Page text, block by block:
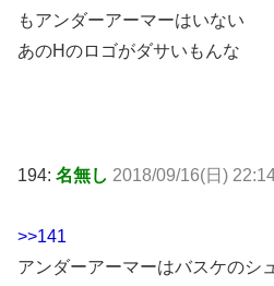
もアンダーアーマーはいない
あのHのロゴがダサいもんな
194: 名無し 2018/09/16(日)
>>141
アンダーアーマーはバスケのシ